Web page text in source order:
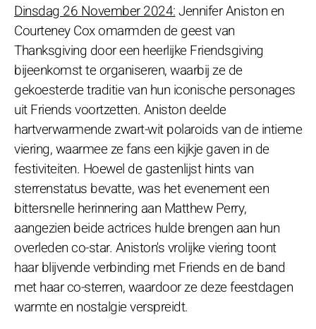
Dinsdag 26 November 2024:Jennifer Aniston en
Courteney Cox omarmden de geest van
Thanksgiving door een heerlijke Friendsgiving
bijeenkomst te organiseren, waarbij ze de
gekoesterde traditie van hun iconische personages
uit Friends voortzetten. Aniston deelde
hartverwarmende zwart-wit polaroids van de intieme
viering, waarmee ze fans een kijkje gaven in de
festiviteiten. Hoewel de gastenlijst hints van
sterrenstatus bevatte, was het evenement een
bittersnelle herinnering aan Matthew Perry,
aangezien beide actrices hulde brengen aan hun
overleden co-star. Aniston's vrolijke viering toont
haar blijvende verbinding met Friends en de band
met haar co-sterren, waardoor ze deze feestdagen
warmte en nostalgie verspreidt.